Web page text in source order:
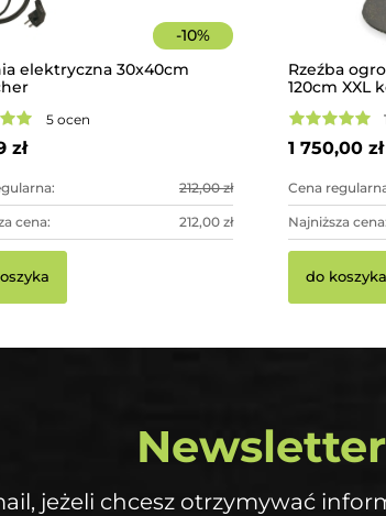
-10%
elektryczna 30x40cm
5 ocen
zł
212,00 zł
cena: 212,00 zł
Rzeźba
120cm XXL
ogrodowa
1 750,00 zł
Cena
Najniższa cena:
do koszyka
Newsletter
jeżeli chcesz otrzymywać